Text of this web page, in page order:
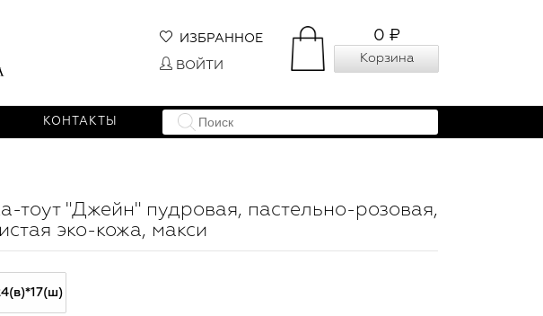
0 ₽
Корзина
ИЗБРАННОЕ
ВОЙТИ
КОНТАКТЫ
тоут "Джейн" пудровая, пастельно-розовая,
эко-кожа, макси